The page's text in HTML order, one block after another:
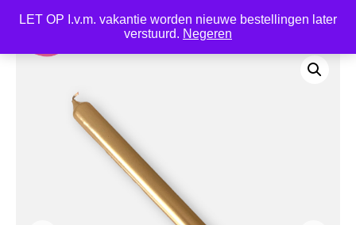
LET OP I.v.m. vakantie worden nieuwe bestellingen later
verstuurd. Negeren